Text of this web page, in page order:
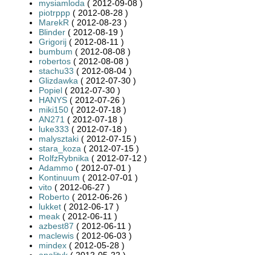
mysiamloda ( 2012-09-08 )
piotrppp ( 2012-08-28 )
MarekR ( 2012-08-23 )
Blinder ( 2012-08-19 )
Grigorij ( 2012-08-11 )
bumbum ( 2012-08-08 )
robertos ( 2012-08-08 )
stachu33 ( 2012-08-04 )
Glizdawka ( 2012-07-30 )
Popiel ( 2012-07-30 )
HANYS ( 2012-07-26 )
miki150 ( 2012-07-18 )
AN271 ( 2012-07-18 )
luke333 ( 2012-07-18 )
malysztaki ( 2012-07-15 )
stara_koza ( 2012-07-15 )
RolfzRybnika ( 2012-07-12 )
Adammo ( 2012-07-01 )
Kontinuum ( 2012-07-01 )
vito ( 2012-06-27 )
Roberto ( 2012-06-26 )
lukket ( 2012-06-17 )
meak ( 2012-06-11 )
azbest87 ( 2012-06-11 )
maclewis ( 2012-06-03 )
mindex ( 2012-05-28 )